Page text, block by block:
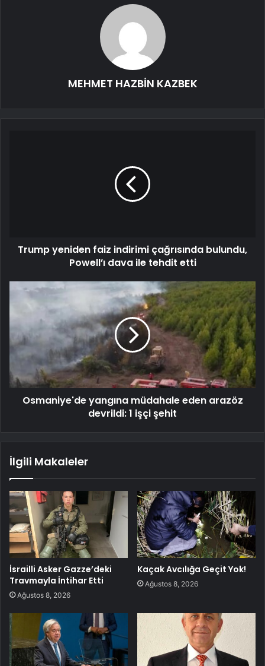
MEHMET HAZBİN KAZBEK
Trump yeniden faiz indirimi çağrısında bulundu,
Powell’ı dava ile tehdit etti
Osmaniye'de yangına müdahale eden arazöz
devrildi: 1 işçi şehit
İlgili Makaleler
İsrailli Asker Gazze’deki
Travmayla İntihar Etti
Ağustos 8, 2026
Kaçak Avcılığa Geçit Yok!
Ağustos 8, 2026